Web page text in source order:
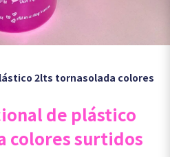
2lts tornasolada colores
de plástico
colores surtidos